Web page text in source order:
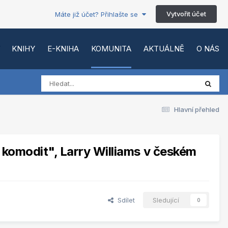
Máte již účet? Přihlašte se Vytvořit účet
KNIHY E-KNIHA KOMUNITA AKTUÁLNĚ O NÁS
Hlavní přehled
Larry Williams v českém
Sdílet Sledující 0